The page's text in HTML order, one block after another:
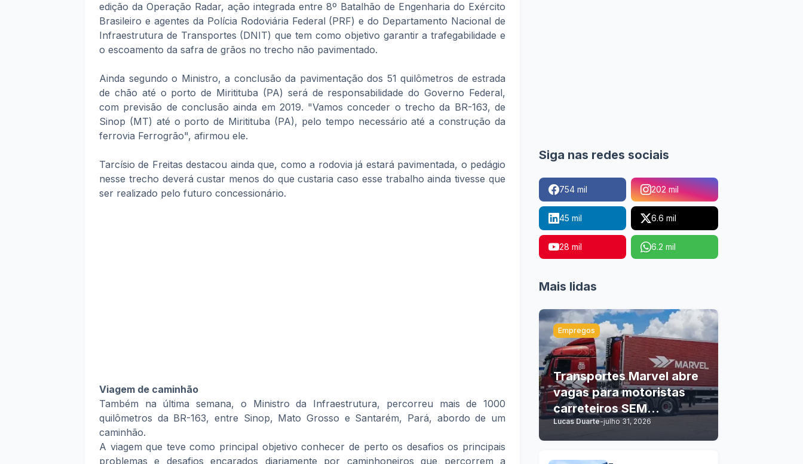
edição da Operação Radar, ação integrada entre 8º Batalhão de Engenharia do Exército
Brasileiro e agentes da Polícia Rodoviária Federal (PRF) e do Departamento Nacional de
Infraestrutura de Transportes (DNIT) que tem como objetivo garantir a trafegabilidade e
o escoamento da safra de grãos no trecho não pavimentado.
Ainda segundo o Ministro, a conclusão da pavimentação dos 51 quilômetros de estrada
de chão até o porto de Miritituba (PA) será de responsabilidade do Governo Federal,
com previsão de conclusão ainda em 2019. "Vamos conceder o trecho da BR-163, de
Sinop (MT) até o porto de Miritituba (PA), pelo tempo necessário até a construção da
ferrovia Ferrogrão", afirmou ele.
Tarcísio de Freitas destacou ainda que, como a rodovia já estará pavimentada, o pedágio
nesse trecho deverá custar menos do que custaria caso esse trabalho ainda tivesse que
ser realizado pelo futuro concessionário.
Viagem de caminhão
Também na última semana, o Ministro da Infraestrutura, percorreu mais de 1000
quilômetros da BR-163, entre Sinop, Mato Grosso e Santarém, Pará, abordo de um
caminhão.
A viagem que teve como principal objetivo conhecer de perto os desafios os principais
problemas e desafios encarados diariamente por caminhoneiros que percorrem a
Siga nas redes sociais
754 mil 202 mil
45 mil 6.6 mil
28 mil 6.2 mil
Mais lidas
Empregos
Transportes Marvel abre
vagas para motoristas
carreteiros SEM
EXPERIÊNCIA
Lucas Duarte-julho 31, 2026